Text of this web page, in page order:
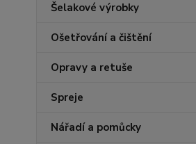
Šelakové výrobky
Ošetřování a čištění
Opravy a retuše
Spreje
Nářadí a pomůcky